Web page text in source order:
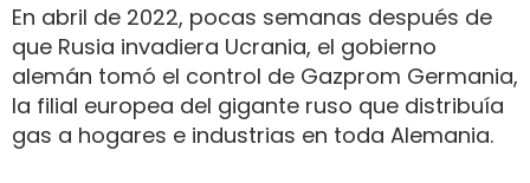
En abril de 2022, pocas semanas después de
que Rusia invadiera Ucrania, el gobierno
alemán tomó el control de Gazprom Germania,
la filial europea del gigante ruso que distribuía
gas a hogares e industrias en toda Alemania.